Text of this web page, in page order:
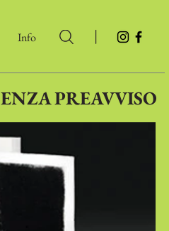
Info |
PREAVVISO